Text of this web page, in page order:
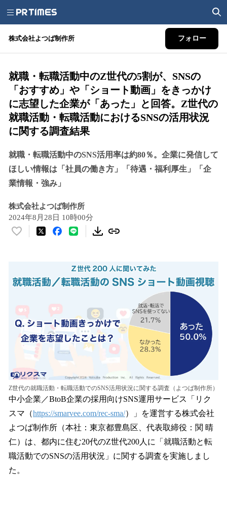
株式会社よつば制作所 フォロー
就職・転職活動中のZ世代の5割が、SNSの
「おすすめ」や「ショート動画」をきっかけ
に志望した企業が「あった」と回答。Z世代の
就職活動・転職活動におけるSNSの活用状況
に関する調査結果
就職・転職活動中のSNS活用率は約80％。企業に発信して
ほしい情報は「社員の働き方」「待遇・福利厚生」「企
業情報・強み」
株式会社よつば制作所
2024年8月28日 10時00分
い
数
を
み
込
み
中
Z世代の就職活動・転職活動でのSNS活用状況に関する調査（よつば制作所）
中小企業／BtoB企業の採用向けSNS運用サービス「リク
スマ（https://smarvee.com/rec-sma/）」を運営する株式会社
よつば制作所（本社：東京都豊島区、代表取締役：関 晴
仁）は、都内に住む20代のZ世代200人に「就職活動と転
職活動でのSNSの活用状況」に関する調査を実施しまし
た。